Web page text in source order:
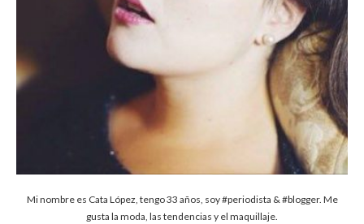
Mi nombre es Cata López, tengo 33 años, soy #periodista & #blogger. Me
gusta la moda, las tendencias y el maquillaje.